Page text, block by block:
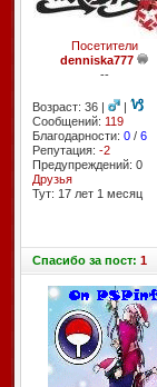
Посетители
denniska777
--
Возраст: 36 |
|
Сообщений: 119
Благодарности: 0/ 6
Репутация: -2
Предупреждений: 0
Друзья
Тут: 17 лет 1 месяц
Спасибоза пост: 1